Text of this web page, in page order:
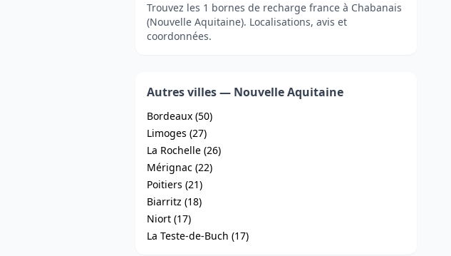
Trouvez les 1 bornes de recharge france à Chabanais
(Nouvelle Aquitaine). Localisations, avis et
coordonnées.
Autres villes — Nouvelle Aquitaine
Bordeaux (50)
Limoges (27)
La Rochelle (26)
Mérignac (22)
Poitiers (21)
Biarritz (18)
Niort (17)
La Teste-de-Buch (17)